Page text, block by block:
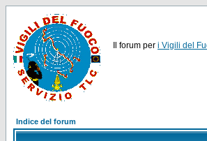
Il forum per i Vigili del
Indice del forum